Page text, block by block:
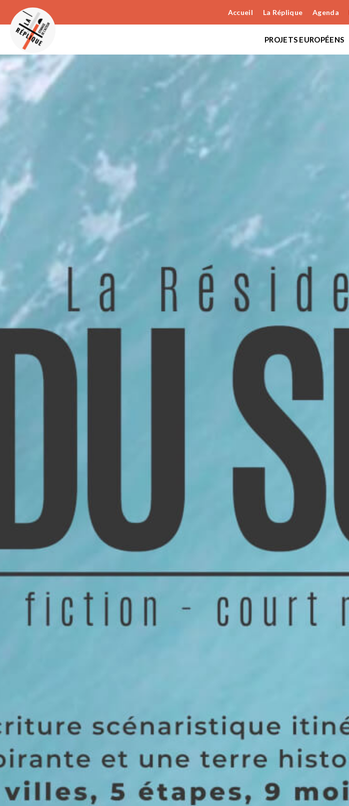
Accueil La Réplique Agenda
PROJETS EUROPÉENS